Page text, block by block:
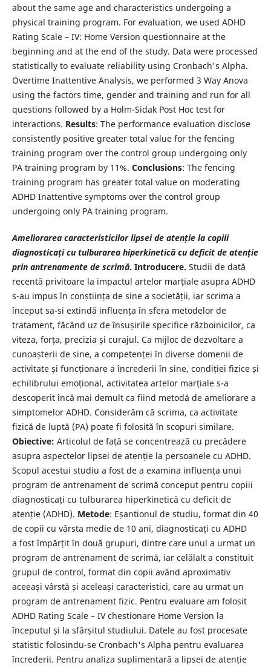
about the same age and characteristics undergoing a
physical training program. For evaluation, we used ADHD
Rating Scale – IV: Home Version questionnaire at the
beginning and at the end of the study. Data were processed
statistically to evaluate reliability using Cronbach's Alpha.
Overtime Inattentive Analysis, we performed 3 Way Anova
using the factors time, gender and training and run for all
questions followed by a Holm-Sidak Post Hoc test for
interactions. Results: The performance evaluation disclose
consistently positive greater total value for the fencing
training program over the control group undergoing only
PA training program by 11%. Conclusions: The fencing
training program has greater total value on moderating
ADHD Inattentive symptoms over the control group
undergoing only PA training program.
Ameliorarea caracteristicilor lipsei de atenție la copiii
diagnosticațicu tulburarea hiperkinetică cu deficit de atenție
prin antrenamente de scrimă. Introducere. Studii de dată
recentă privitoare la impactul artelor marțiale asupra ADHD
s-au impus în conștiința de sine a societății, iar scrima a
început sa-si extindă influența în sfera metodelor de
tratament, făcând uz de însușirile specifice războinicilor, ca
viteza, forța, precizia și curajul. Ca mijloc de dezvoltare a
cunoașterii de sine, a competenței în diverse domenii de
activitate și funcționare a încrederii în sine, condiției fizice și
echilibrului emoțional, activitatea artelor marțiale s-a
descoperit încă mai demult ca fiind metodă de ameliorare a
simptomelor ADHD. Considerăm că scrima, ca activitate
fizică de luptă (PA) poate fi folosită în scopuri similare.
Obiective: Articolul de față se concentrează cu precădere
asupra aspectelor lipsei de atenție la persoanele cu ADHD.
Scopul acestui studiu a fost de a examina influența unui
program de antrenament de scrimă conceput pentru copiii
diagnosticați cu tulburarea hiperkinetică cu deficit de
atenție (ADHD). Metode: Eșantionul de studiu, format din 40
de copii cu vârsta medie de 10 ani, diagnosticați cu ADHD
a fost împărțit în două grupuri, dintre care unul a urmat un
program de antrenament de scrimă, iar celălalt a constituit
grupul de control, format din copii având aproximativ
aceeași vârstă și aceleași caracteristici, care au urmat un
program de antrenament fizic. Pentru evaluare am folosit
ADHD Rating Scale – IV chestionare Home Version la
începutul și la sfârșitul studiului. Datele au fost procesate
statistic folosindu-se Cronbach's Alpha pentru evaluarea
încrederii. Pentru analiza suplimentară a lipsei de atenție